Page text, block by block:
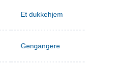
Et dukkehjem
Gengangere